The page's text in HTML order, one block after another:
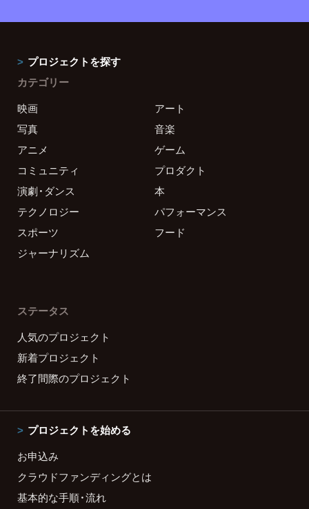
プロジェクトを探す
カテゴリー
映画
アート
写真
音楽
アニメ
ゲーム
コミュニティ
プロダクト
演劇・ダンス
本
テクノロジー
パフォーマンス
スポーツ
フード
ジャーナリズム
ステータス
人気のプロジェクト
新着プロジェクト
終了間際のプロジェクト
プロジェクトを始める
お申込み
クラウドファンディングとは
基本的な手順・流れ